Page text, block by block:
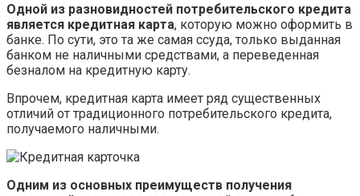
Одной из разновидностей потребительского кредита
является кредитная карта, которую можно оформить в
банке. По сути, это та же самая ссуда, только выданная
банком не наличными средствами, а переведенная
безналом на кредитную карту.
Впрочем, кредитная карта имеет ряд существенных
отличий от традиционного потребительского кредита,
получаемого наличными.
Одним из основных преимуществ получения